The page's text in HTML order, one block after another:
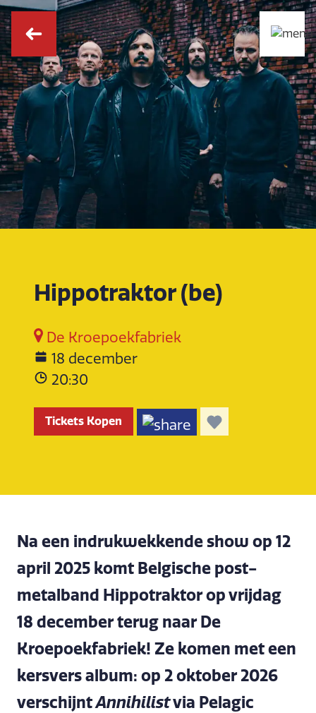
Hippotraktor (be)
De Kroepoekfabriek
18 december
20:30
Tickets Kopen
Na een indrukwekkende show op 12
april 2025 komt Belgische post-
metalband Hippotraktor op vrijdag
18 december terug naar De
Kroepoekfabriek! Ze komen met een
kersvers album: op 2 oktober 2026
verschijntAnnihilistvia Pelagic